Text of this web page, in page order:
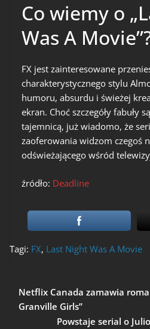
Co wiemy o
Was A
FX jest zainteresowane
charakterystycznego stylu
humoru, absurdu i świeżej
ekran. Choć szczegóły fabuły
tajemnicą, już wiadomo, że
zaoferowania widzom czegoś
odświeżającego wśród
źródło: Deadline
Tagi: FX, Last Night Was A Movie
Netflix Canada zamawia
Granville Girls”
Powstaje serial o